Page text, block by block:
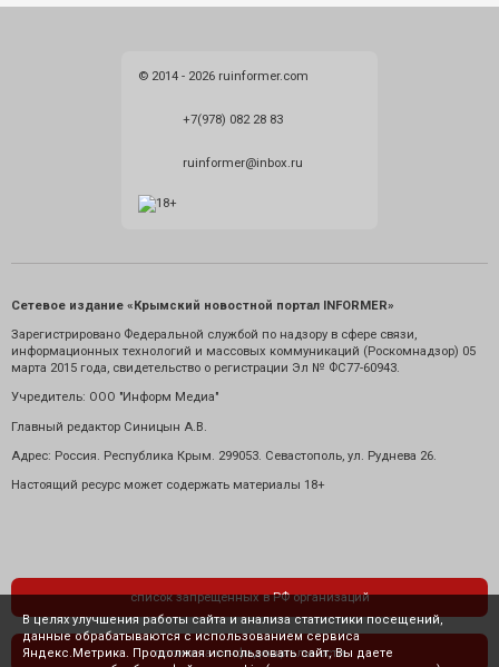
© 2014 - 2026 ruinformer.com
+7(978) 082 28 83
ruinformer@inbox.ru
Сетевое издание «Крымский новостной портал INFORMER»
Зарегистрировано Федеральной службой по надзору в сфере связи,
информационных технологий и массовых коммуникаций (Роскомнадзор) 05
марта 2015 года, свидетельство о регистрации Эл № ФС77-60943.
Учредитель: ООО "Информ Медиа"
Главный редактор Синицын А.В.
Адрес: Россия. Республика Крым. 299053. Севастополь, ул. Руднева 26.
Настоящий ресурс может содержать материалы 18+
список запрещенных в РФ организаций
политика конфиденциальности
В целях улучшения работы сайта и анализа статистики посещений,
данные обрабатываются с использованием сервиса
Яндекс.Метрика. Продолжая использовать сайт, Вы даете